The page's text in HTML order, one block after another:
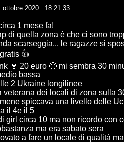
ottobre 2020 : 18:21:33
1 mese fa!
di quella zona è che ci sono
scarseggia... le ragazze si
👍
🍷 20 euro 🙁 mi sembra 30
bassa
2 Ukraine longilinee
veterana dei locali di zona sulla
spiccava una livello delle
il 4e il 5
girl circa 10 ma non ricordo con
ma era sabato sera
a fare un locale di qualità